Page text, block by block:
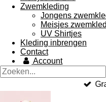
Zwemkleding
Jongens
Meisjes
UV Shirtjes
Kleding inbrengen
Contact
Account